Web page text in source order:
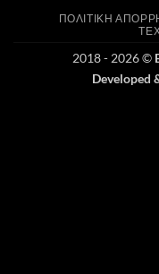
ΠΟΛΙΤΙΚΉ
2018 - 2026 ©
Developed